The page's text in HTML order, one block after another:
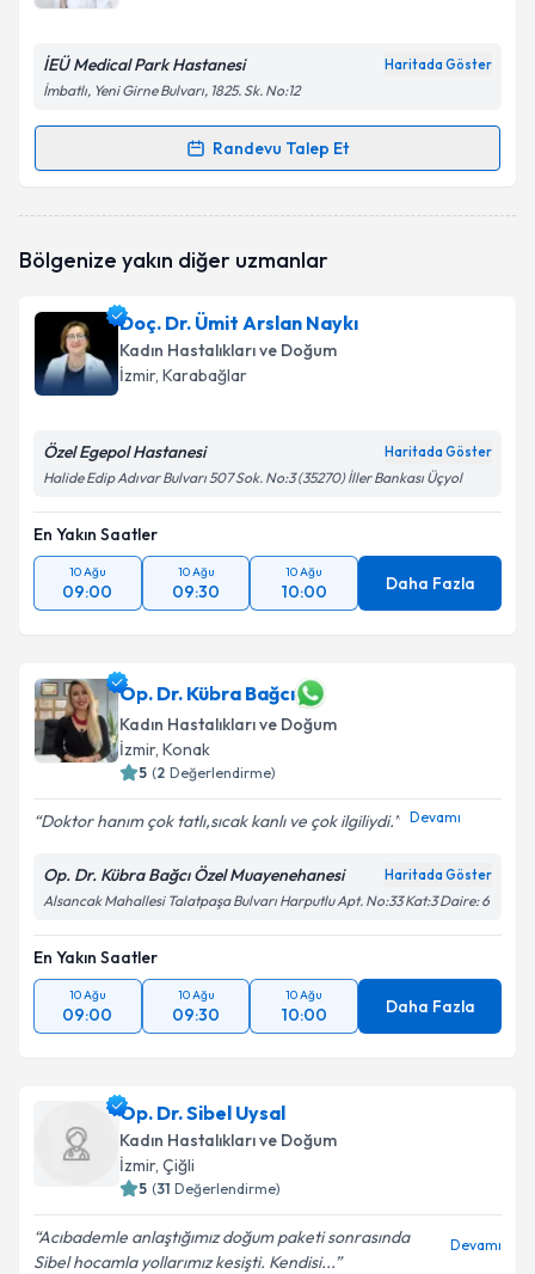
Kişisel verilerimin işlenmesine ilişkin
Metni'ni okudum ve kişisel verilerimin belirtilen
Takvim Talebini Gönder
İEÜ Medical Park Hastanesi Haritada Göster
İmbatlı, Yeni Girne Bulvarı, 1825. Sk. No:12
Randevu Talep Et
Randevu Takvimi Talebi
oluşturun. Size bu uzmandan randevu almanız için bir
E-posta Adresiniz
Kişisel verilerimin işlenmesine ilişkin
Aydınlatma
Metni'ni okudum ve kişisel verilerimin belirtilen
Takvim Talebini Gönder
Bölgenize yakın diğer uzmanlar
Doç. Dr. Ümit Arslan Naykı
Kadın Hastalıkları ve Doğum
İzmir, Karabağlar
Özel Egepol Hastanesi Haritada Göster
Halide Edip Adıvar Bulvarı 507 Sok. No:3 (35270) İller Bankası Üçyol
En Yakın Saatler
10 Ağu
09:00
10 Ağu
09:30
10 Ağu
10:00 Daha Fazla
Op. Dr. Kübra Bağcı
Kadın Hastalıkları ve Doğum
İzmir, Konak
5 (2 Değerlendirme)
Doktor hanım çok tatlı,sıcak kanlı ve çok ilgiliydi.️ Devamı
Op. Dr. Kübra Bağcı Özel Muayenehanesi Haritada Göster
Alsancak Mahallesi Talatpaşa Bulvarı Harputlu Apt. No:33 Kat:3 Daire: 6
En Yakın Saatler
10 Ağu
09:00
10 Ağu
09:30
10 Ağu
10:00 Daha Fazla
Op. Dr. Sibel Uysal
Kadın Hastalıkları ve Doğum
İzmir, Çiğli
5 (31 Değerlendirme)
Acıbademle anlaştığımız doğum paketi sonrasında
Sibel hocamla yollarımız kesişti. Kendisi...
Devamı